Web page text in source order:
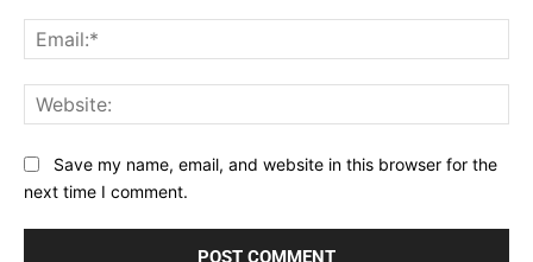
Save my name, email, and website in this browser for the
next time I comment.